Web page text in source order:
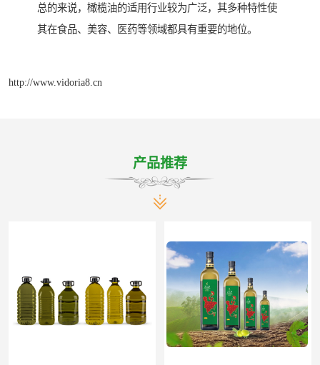
总的来说，橄榄油的适用行业较为广泛，其多种特性使
其在食品、美容、医药等领域都具有重要的地位。
http://www.vidoria8.cn
产品推荐